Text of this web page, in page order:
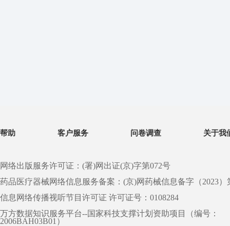
帮助 客户服务 问卷调查 关于我
网络出版服务许可证：(署)网出证(京)字第072号
药品医疗器械网络信息服务备案：(京)网药械信息备字（2023）
信息网络传播视听节目许可证 许可证号：0108284
万方数据知识服务平台--国家科技支撑计划资助项目（编号：
2006BAH03B01）